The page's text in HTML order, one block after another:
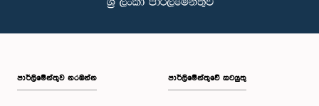
පාර්ලි‌මේන්තුව නරඹන්න පාර්ලිමේන්තුවේ කටයුතු